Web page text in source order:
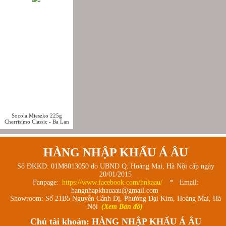
Socola Mieszko 225g
Cherrisimo Classic - Ba Lan
HÀNG NHẬP KHẨU Á ÂU
Số ĐKKD: 01M8013050 do UBND Q. Hoàng Mai, Hà Nội cấp ngày
20/01/2015
Fanpage: https://www.facebook.com/hnkaau/
* Email:
hangnhapkhauaau@gmail.com
Showroom: Số 21B5 Nguyễn Cảnh Dị, Phường Đại Kim, Hoàng Mai, Hà
Nội (Xem Bản đồ)
Chủ tài khoản: HÀNG NHẬP KHẨU Á ÂU